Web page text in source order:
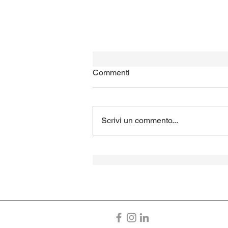
TwinPods 2 by Tiemme
Commenti
Scrivi un commento...